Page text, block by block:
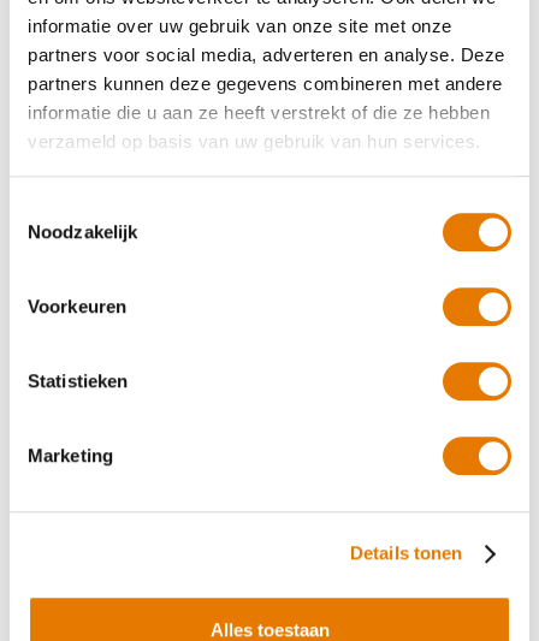
informatie over uw gebruik van onze site met onze
partners voor social media, adverteren en analyse. Deze
partners kunnen deze gegevens combineren met andere
informatie die u aan ze heeft verstrekt of die ze hebben
verzameld op basis van uw gebruik van hun services.
Noodzakelijk
Voorkeuren
Statistieken
Marketing
Details tonen
Alles toestaan
Kleine autoschade herstellen
Autoruit reparatie
Auto uitdeuken zonder spuiten
Krassen verwijderen